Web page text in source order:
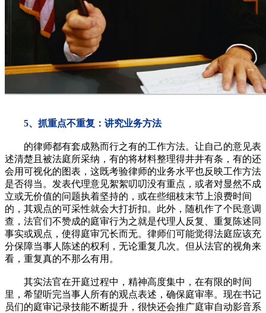
5、 抓重点不重复：讲究业务方法
的律师都有套成熟而行之有的工作方法。让自己的意见表
述清楚且被法庭所采纳，有的将材料整理得井井有条，有的还
会用可视化的图表，这既考验律师的业务水平也反映工作方法
是否得当。发表代理意见絮絮叨叨没有重点，或者对显然不成
立或无价值的问题执着坚持的，或在些细枝末节上浪费时间
的，其观点的可采性就会大打折扣。此外，随机作了个民意调
查，法官们不赞成的庭审行为之就是代理人反复、重复陈述同
事实或观点，使得庭审冗长而无。律师们可能觉得法庭应该充
分保障当事人陈述的权利，无论重复几次。但从法官的视角来
看，重复真的不那么有用。
其实法官在开庭过程中，精神高度集中，在有限的时间
里，希望听完当事人所有的观点表述，确保庭审率。现在书记
员们的庭审记录技能不断提升，很快还会推广庭审自动影音系